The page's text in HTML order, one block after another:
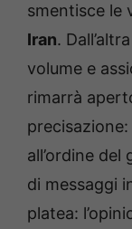
smentisce le
Iran.
volume e
rimarrà
precisazione:
all’ordine del
di messaggi
platea: